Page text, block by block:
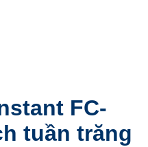
FC-
tuần trăng